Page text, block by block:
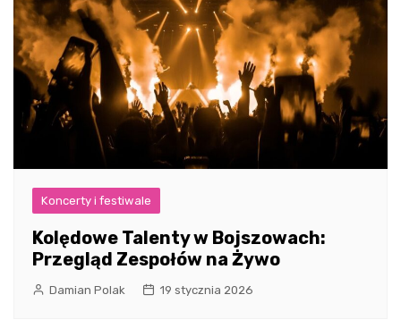
Koncerty i festiwale
Kolędowe Talenty w Bojszowach:
Przegląd Zespołów na Żywo
Damian Polak 19 stycznia 2026